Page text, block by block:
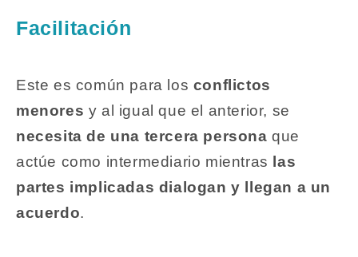
Facilitación
Este es común para los conflictos
menores y al igual que el anterior, se
necesita de una tercera persona que
actúe como intermediario mientras las
partes implicadas dialogan y llegan a un
acuerdo.